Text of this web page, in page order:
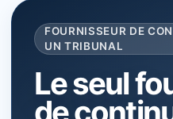
FOURNISSEUR DE
UN TRIBUNAL
Le seul